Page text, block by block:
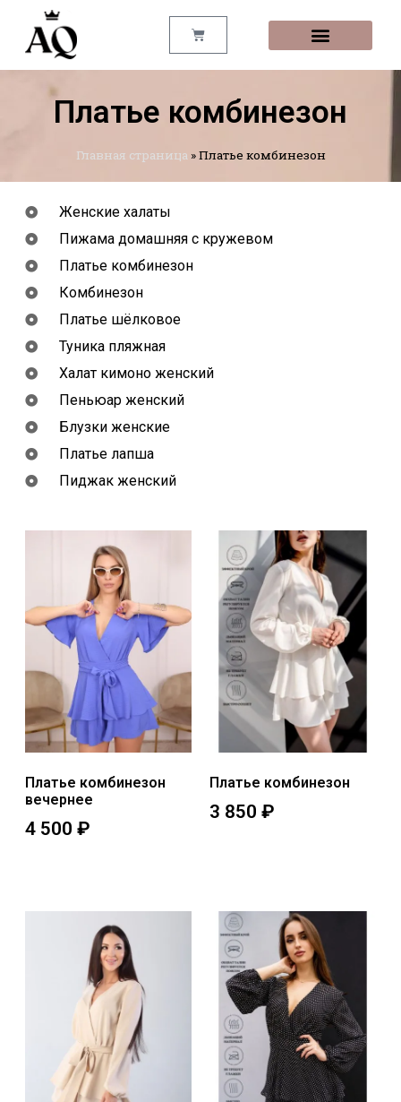
Платье комбинезон
Главная страница»Платье комбинезон
Женские халаты
Пижама домашняя с кружевом
Платье комбинезон
Комбинезон
Платье шёлковое
Туника пляжная
Халат кимоно женский
Пеньюар женский
Блузки женские
Платье лапша
Пиджак женский
Платье комбинезон
вечернее
4 500 ₽
Платье комбинезон
3 850 ₽